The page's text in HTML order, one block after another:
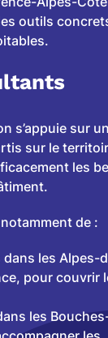
outils
s’appuie sur
sur le
les
de :
les Alpes-
pour couvrir
les